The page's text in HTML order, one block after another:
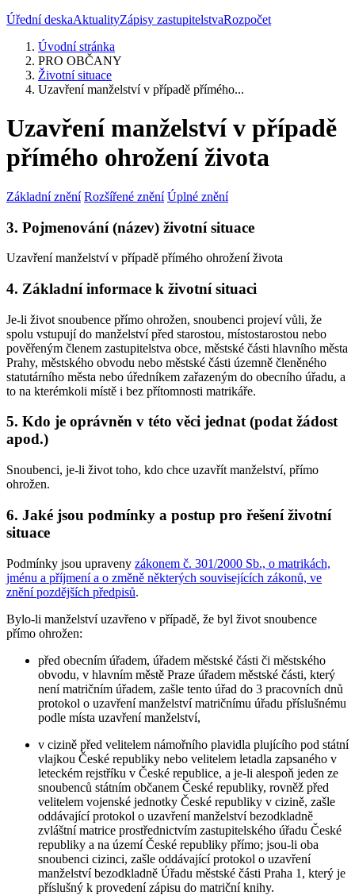
Úřední deskaAktualityZápisy zastupitelstvaRozpočet
Úvodní stránka
PRO OBČANY
Životní situace
Uzavření manželství v případě přímého...
Uzavření manželství v případě
přímého ohrožení života
Základní znění Rozšířené znění Úplné znění
3. Pojmenování (název) životní situace
Uzavření manželství v případě přímého ohrožení života
4. Základní informace k životní situaci
Je-li život snoubence přímo ohrožen, snoubenci projeví vůli, že
spolu vstupují do manželství před starostou, místostarostou nebo
pověřeným členem zastupitelstva obce, městské části hlavního města
Prahy, městského obvodu nebo městské části územně členěného
statutárního města nebo úředníkem zařazeným do obecního úřadu, a
to na kterémkoli místě i bez přítomnosti matrikáře.
5. Kdo je oprávněn v této věci jednat (podat žádost
apod.)
Snoubenci, je-li život toho, kdo chce uzavřít manželství, přímo
ohrožen.
6. Jaké jsou podmínky a postup pro řešení životní
situace
Podmínky jsou upraveny zákonem č. 301/2000 Sb., o matrikách,
jménu a příjmení a o změně některých souvisejících zákonů, ve
znění pozdějších předpisů.
Bylo-li manželství uzavřeno v případě, že byl život snoubence
přímo ohrožen:
před obecním úřadem, úřadem městské části či městského
obvodu, v hlavním městě Praze úřadem městské části, který
není matričním úřadem, zašle tento úřad do 3 pracovních dnů
protokol o uzavření manželství matričnímu úřadu příslušnému
podle místa uzavření manželství,
v cizině před velitelem námořního plavidla plujícího pod státní
vlajkou České republiky nebo velitelem letadla zapsaného v
leteckém rejstříku v České republice, a je-li alespoň jeden ze
snoubenců státním občanem České republiky, rovněž před
velitelem vojenské jednotky České republiky v cizině, zašle
oddávající protokol o uzavření manželství bezodkladně
zvláštní matrice prostřednictvím zastupitelského úřadu České
republiky a na území České republiky přímo; jsou-li oba
snoubenci cizinci, zašle oddávající protokol o uzavření
manželství bezodkladně Úřadu městské části Praha 1, který je
příslušný k provedení zápisu do matriční knihy.